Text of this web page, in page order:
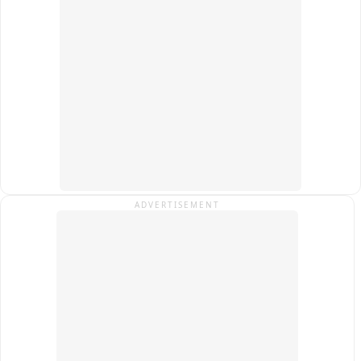
ADVERTISEMENT